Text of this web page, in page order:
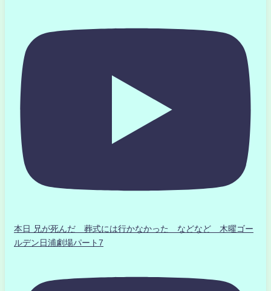
本日 兄が死んだ 葬式には行かなかった などなど 木曜ゴー
ルデン日浦劇場パート7